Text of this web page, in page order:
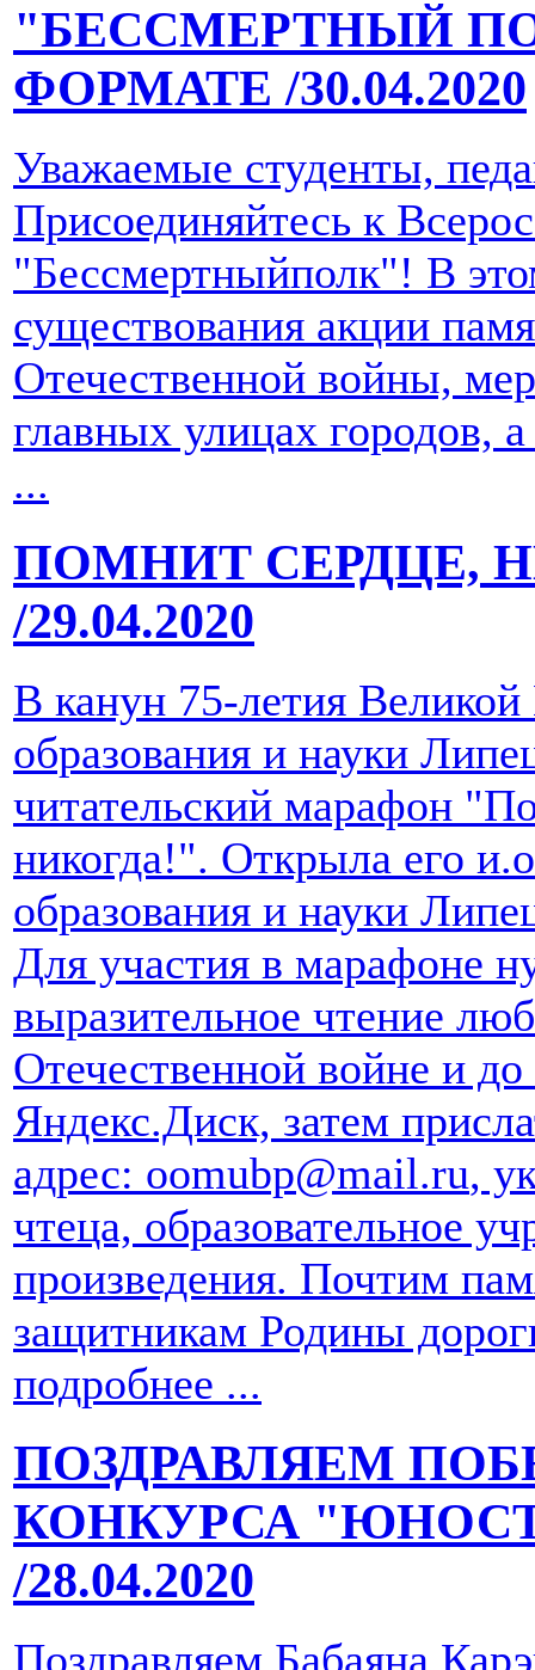
"БЕССМЕРТНЫЙ
ФОРМАТЕ /30.04.2020
Уважаемые студенты,
Присоединяйтесь к
"Бессмертныйполк"! В
существования акции
Отечественной войны,
главных улицах городов,
...
ПОМНИТ СЕРДЦЕ,
/29.04.2020
В канун 75-летия
образования и науки
читательский марафон
никогда!". Открыла его
образования и науки
Для участия в марафоне
выразительное чтение
Отечественной войне и до
Яндекс.Диск, затем
адрес: oomubp@mail.ru,
чтеца, образовательное
произведения. Почтим
защитникам Родины
подробнее ...
ПОЗДРАВЛЯЕМ
КОНКУРСА
/28.04.2020
Поздравляем Бабаяна